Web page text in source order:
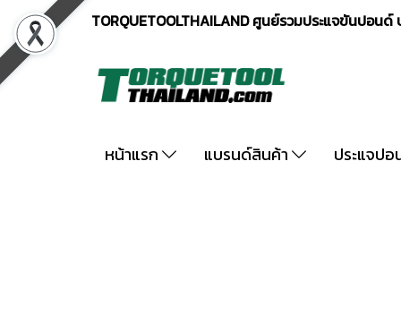
TORQUETOOLTHAILAND ศูนย์รวมประแจขันปอน
หน้าแรก แบรนด์สินค้า ประแจป